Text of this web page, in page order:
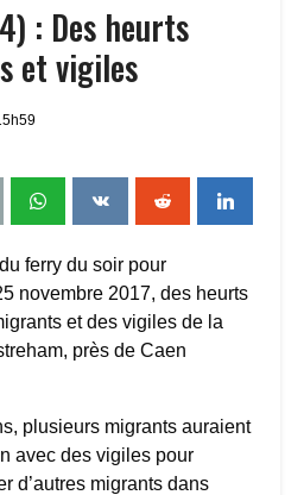
: Des heurts
et vigiles
ferry du soir pour
novembre 2017, des heurts
et des vigiles de la
près de Caen
plusieurs migrants auraient
avec des vigiles pour
d’autres migrants dans